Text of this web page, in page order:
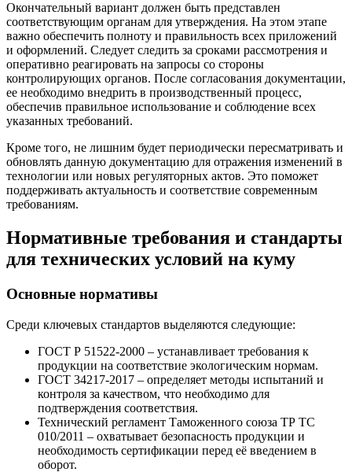
Окончательный вариант должен быть представлен
соответствующим органам для утверждения. На этом этапе
важно обеспечить полноту и правильность всех приложений
и оформлений. Следует следить за сроками рассмотрения и
оперативно реагировать на запросы со стороны
контролирующих органов. После согласования документации,
ее необходимо внедрить в производственный процесс,
обеспечив правильное использование и соблюдение всех
указанных требований.
Кроме того, не лишним будет периодически пересматривать и
обновлять данную документацию для отражения изменений в
технологии или новых регуляторных актов. Это поможет
поддерживать актуальность и соответствие современным
требованиям.
Нормативные требования и стандарты
для технических условий на куму
Основные нормативы
Среди ключевых стандартов выделяются следующие:
ГОСТ Р 51522-2000 – устанавливает требования к
продукции на соответствие экологическим нормам.
ГОСТ 34217-2017 – определяет методы испытаний и
контроля за качеством, что необходимо для
подтверждения соответствия.
Технический регламент Таможенного союза ТР ТС
010/2011 – охватывает безопасность продукции и
необходимость сертификации перед её введением в
оборот.